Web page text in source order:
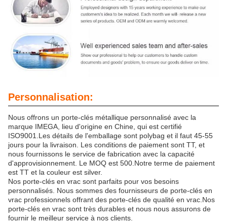
Personnalisation:
Nous offrons un porte-clés métallique personnalisé avec la
marque IMEGA, lieu d'origine en Chine, qui est certifié
ISO9001.Les détails de l'emballage sont polybag et il faut 45-55
jours pour la livraison. Les conditions de paiement sont TT, et
nous fournissons le service de fabrication avec la capacité
d'approvisionnement. Le MOQ est 500.Notre terme de paiement
est TT et la couleur est silver.
Nos porte-clés en vrac sont parfaits pour vos besoins
personnalisés. Nous sommes des fournisseurs de porte-clés en
vrac professionnels offrant des porte-clés de qualité en vrac.Nos
porte-clés en vrac sont très durables et nous nous assurons de
fournir le meilleur service à nos clients.